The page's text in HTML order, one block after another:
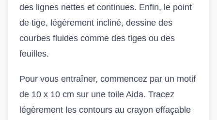
des lignes nettes et continues. Enfin, le point
de tige, légèrement incliné, dessine des
courbes fluides comme des tiges ou des
feuilles.
Pour vous entraîner, commencez par un motif
de 10 x 10 cm sur une toile Aida. Tracez
légèrement les contours au crayon effaçable